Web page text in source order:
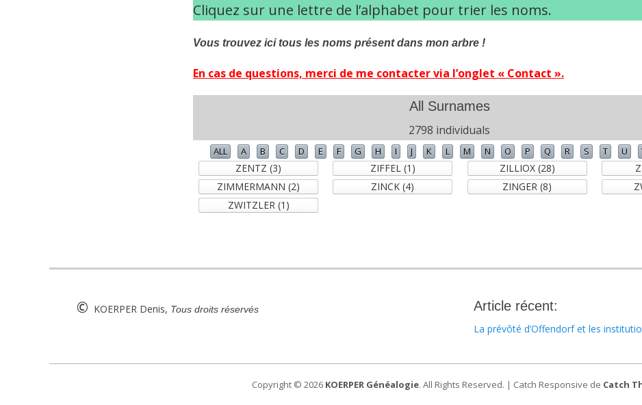
Cliquez sur une lettre de l’alphabet pour trier les noms.
Vous trouvez ici tous les noms présent dans mon arbre !
En cas de questions, merci de me contacter via l’onglet « Contact ».
All Surnames
2798 individuals
ALL A B C D E F G H I J K L M N O P Q R S T U
ZENTZ (3) ZIFFEL (1) ZILLIOX (28)
ZIMMERMANN (2)
ZINCK (4) ZINGER (8)
ZWITZLER (1)
© KOERPER Denis, Tous droits réservés Article récent:
La prévôté d’Offendorf et les
Copyright © 2026 KOERPER Généalogie. All Rights Reserved. | Catch Responsive de Catch